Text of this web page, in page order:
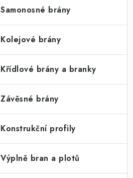
Samonosné brány
Kolejové brány
Křídlové brány a branky
Závěsné brány
Konstrukční profily
Výplně bran a plotů